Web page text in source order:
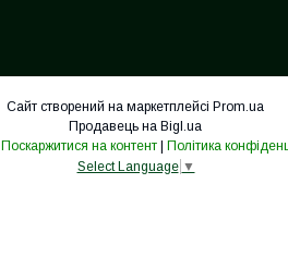
Сайт створений на маркетплейсі Prom.ua
Продавець на Bigl.ua
Поскаржитися на контент | Політика
Select Language ▼